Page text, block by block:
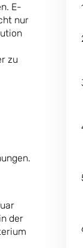
E-
nur
zu
der